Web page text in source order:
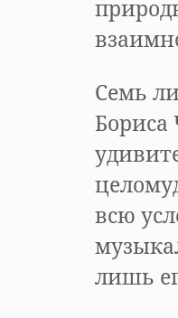
Семь
Бориса
всю
лишь